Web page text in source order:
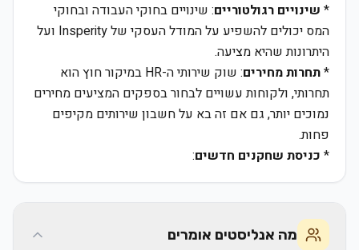
* שינויים רגולטוריים: שינויים בחוקי העבודה ובחוקי
המס יכולים להשפיע על המודל העסקי של Insperity ועל
היתרונות שהיא מציעה.
*תחרות מחירים
: שוק שירותי ה-HR במיקור חוץ הוא
תחרותי, ולקוחות עשויים לבחור בספקים המציעים מחירים
נמוכים יותר, גם אם זה בא על חשבון שירותים מקיפים
פחות.
* כניסת שחקנים חדשים:
מה אנליסטים אומרים